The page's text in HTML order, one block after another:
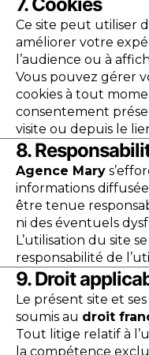
Ce site peut utiliser
améliorer votre
l’audience ou à
Vous pouvez gérer
cookies à tout
consentement
visite ou depuis le
8.
Agence Mary
informations
être tenue
ni des éventuels
L’utilisation du site
responsabilité de
9. Droit
Le présent site et
soumis au droit
Tout litige relatif à
la compétence